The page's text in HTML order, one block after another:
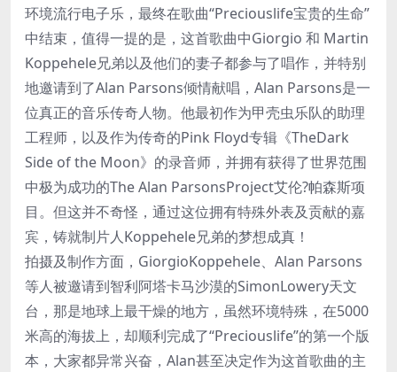
环境流行电子乐，最终在歌曲“Preciouslife宝贵的生命”
中结束，值得一提的是，这首歌曲中Giorgio 和 Martin
Koppehele兄弟以及他们的妻子都参与了唱作，并特别
地邀请到了Alan Parsons倾情献唱，Alan Parsons是一
位真正的音乐传奇人物。他最初作为甲壳虫乐队的助理
工程师，以及作为传奇的Pink Floyd专辑《TheDark
Side of the Moon》的录音师，并拥有获得了世界范围
中极为成功的The Alan ParsonsProject艾伦?帕森斯项
目。但这并不奇怪，通过这位拥有特殊外表及贡献的嘉
宾，铸就制片人Koppehele兄弟的梦想成真！
拍摄及制作方面，GiorgioKoppehele、Alan Parsons
等人被邀请到智利阿塔卡马沙漠的SimonLowery天文
台，那是地球上最干燥的地方，虽然环境特殊，在5000
米高的海拔上，却顺利完成了“Preciouslife”的第一个版
本，大家都异常兴奋，Alan甚至决定作为这首歌曲的主